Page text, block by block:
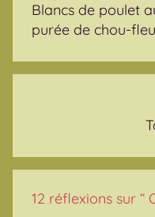
Blancs de poulet
purée de chou-
12 réflexions sur “